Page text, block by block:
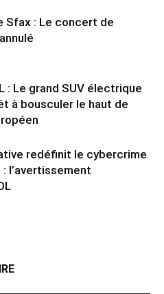
Sfax : Le concert de
: Le grand SUV électrique
à bousculer le haut de
redéfinit le cybercrime
l’avertissement